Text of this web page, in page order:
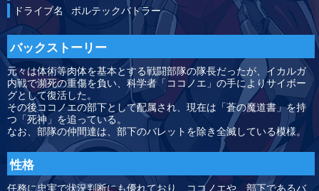
ドライブ名
ボルテックバトラー
バックストーリー
元々は体術等肉体を基本とする戦闘部隊の隊長だったが、イカルガ
内戦で瀕死の重傷を負い、科学者「ココノエ」の手によりサイボー
グとして復活した。
その後ココノエの部下として配属され、現在は「蒼の魔道書」を持
つ「死神」を追っている。
なお、部隊の仲間達は、部下のバレットを除き全滅している模様。
性格
任務に忠実で状況判断にも優れており、ココノエや、部下であるバ